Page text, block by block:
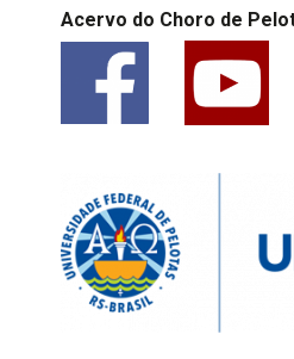
Acervo do Choro de